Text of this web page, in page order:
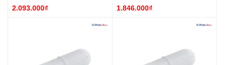
2.093.000₫
1.846.000₫